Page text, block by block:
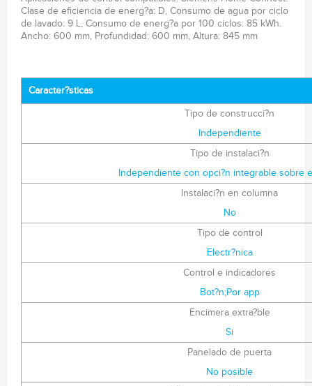
Clase de eficiencia de energ?a: D, Consumo de agua por ciclo
de lavado: 9 L, Consumo de energ?a por 100 ciclos: 85 kWh.
Ancho: 600 mm, Profundidad: 600 mm, Altura: 845 mm
Caracter?sticas
Tipo de construcci?n
Independiente
Tipo de instalaci?n
Independiente con opci?n integrable sobre
Instalaci?n en columna
No
Tipo de control
Electr?nica
Control e indicadores
Bot?n;Por app
Encimera extra?ble
Si
Panelado de puerta
No posible